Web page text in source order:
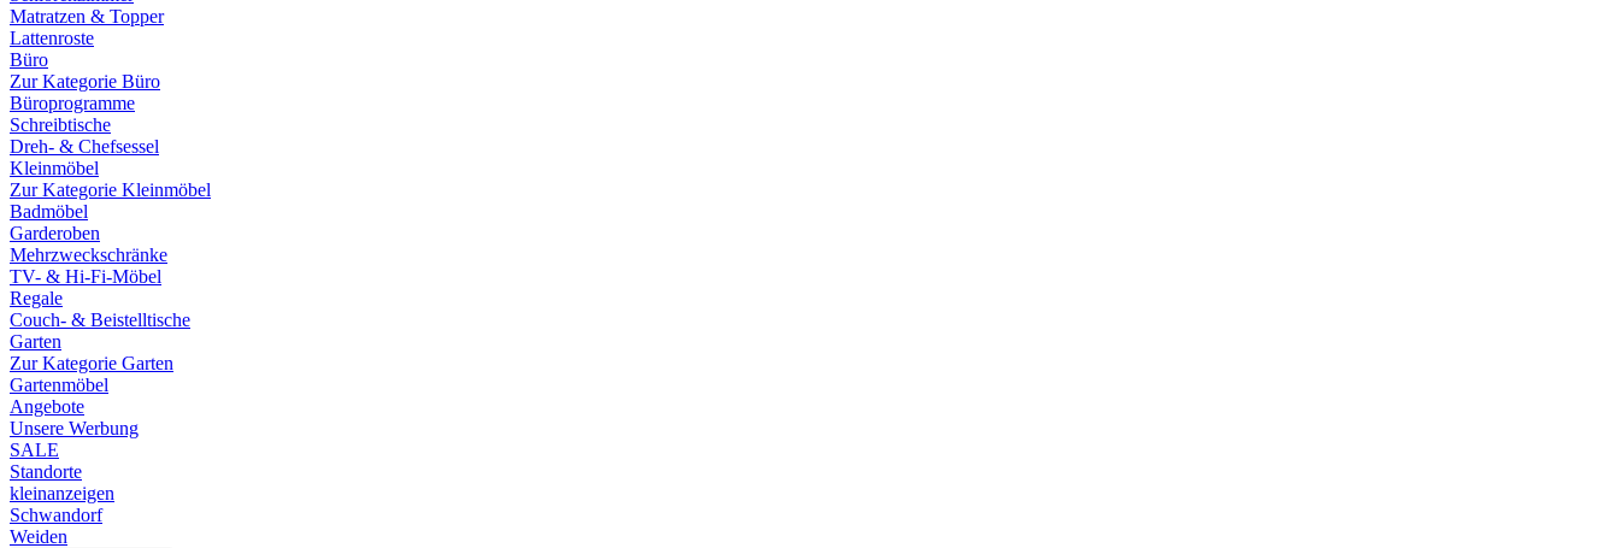
Matratzen & Topper
Lattenroste
Büro
Zur Kategorie Büro
Büroprogramme
Schreibtische
Dreh- & Chefsessel
Kleinmöbel
Zur Kategorie Kleinmöbel
Badmöbel
Garderoben
Mehrzweckschränke
TV- & Hi-Fi-Möbel
Regale
Couch- & Beistelltische
Garten
Zur Kategorie Garten
Gartenmöbel
Angebote
Unsere Werbung
SALE
Standorte
kleinanzeigen
Schwandorf
Weiden